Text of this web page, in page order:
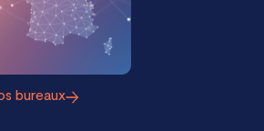
bureaux